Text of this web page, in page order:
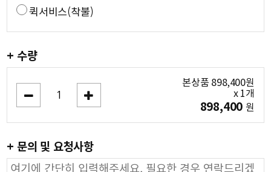
퀵서비스(착불)
+ 수량
본상품 898,400원
x 1개
898,400 원
+ 문의 및 요청사항